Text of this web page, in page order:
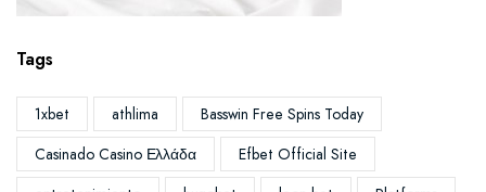
Tags
1xbet athlima
Basswin Free Spins Today
Casinado Casino Ελλάδα
Efbet Official Site